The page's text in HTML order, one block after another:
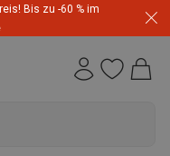
Bis zu -60 % im